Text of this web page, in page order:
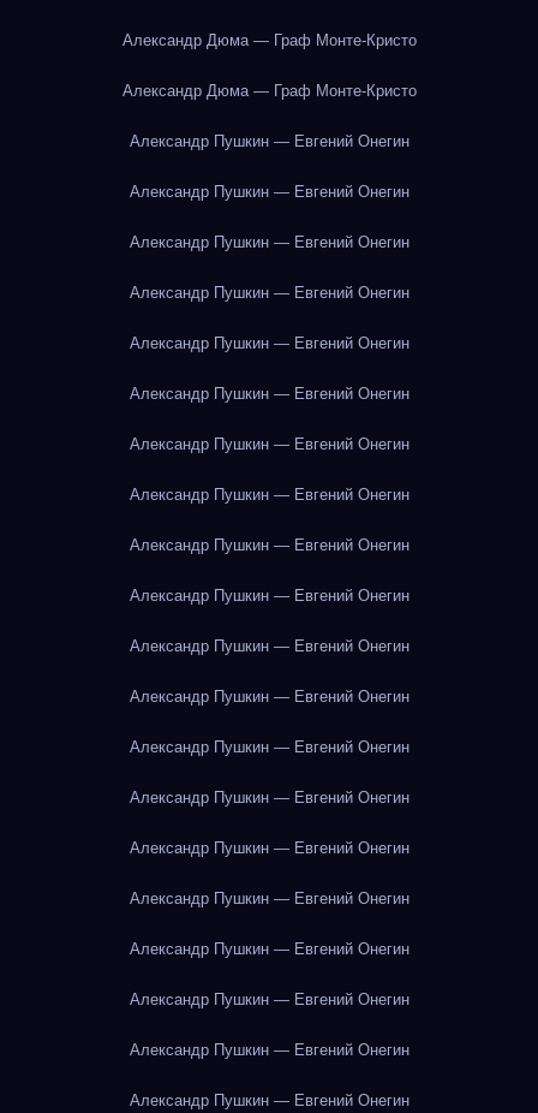
Александр Дюма — Граф Монте-Кристо
Александр Дюма — Граф Монте-Кристо
Александр Пушкин — Евгений Онегин
Александр Пушкин — Евгений Онегин
Александр Пушкин — Евгений Онегин
Александр Пушкин — Евгений Онегин
Александр Пушкин — Евгений Онегин
Александр Пушкин — Евгений Онегин
Александр Пушкин — Евгений Онегин
Александр Пушкин — Евгений Онегин
Александр Пушкин — Евгений Онегин
Александр Пушкин — Евгений Онегин
Александр Пушкин — Евгений Онегин
Александр Пушкин — Евгений Онегин
Александр Пушкин — Евгений Онегин
Александр Пушкин — Евгений Онегин
Александр Пушкин — Евгений Онегин
Александр Пушкин — Евгений Онегин
Александр Пушкин — Евгений Онегин
Александр Пушкин — Евгений Онегин
Александр Пушкин — Евгений Онегин
Александр Пушкин — Евгений Онегин